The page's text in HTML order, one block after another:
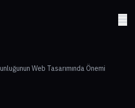
Web Tasarımında Önemi